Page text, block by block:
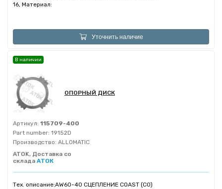
16, Материал:
Уточнить наличие
ОПОРНЫЙ ДИСК
Артикул: 115709-400
Part number: 19152D
Производство: ALLOMATIC
ATOK, Доставка со
склада АТОК
Тех. описание:AW60-40 СЦЕПЛЕНИЕ COAST (C0)
В наличии